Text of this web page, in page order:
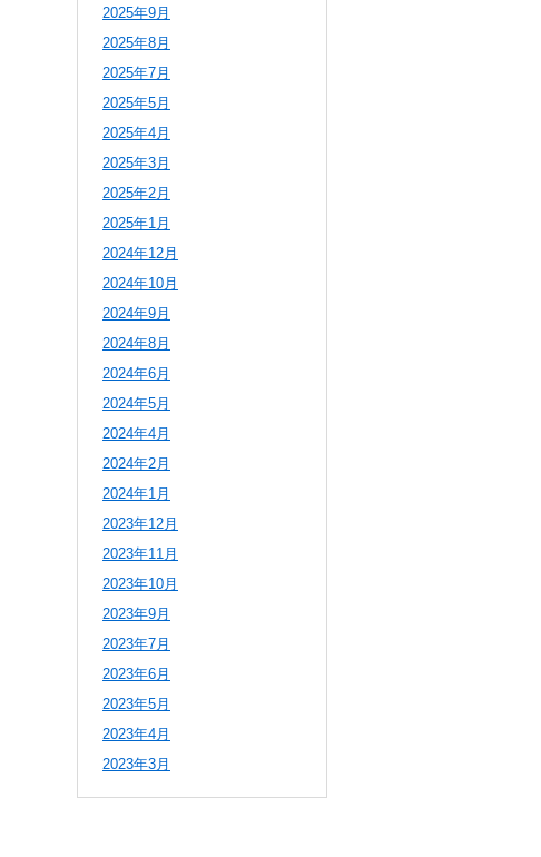
2025年9月
2025年8月
2025年7月
2025年5月
2025年4月
2025年3月
2025年2月
2025年1月
2024年12月
2024年10月
2024年9月
2024年8月
2024年6月
2024年5月
2024年4月
2024年2月
2024年1月
2023年12月
2023年11月
2023年10月
2023年9月
2023年7月
2023年6月
2023年5月
2023年4月
2023年3月